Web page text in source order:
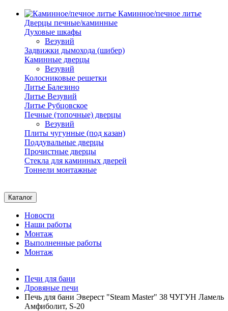
Каминное/печное литье
Дверцы печные/каминные
Духовые шкафы
Везувий
Задвижки дымохода (шибер)
Каминные дверцы
Везувий
Колосниковые решетки
Литье Балезино
Литье Везувий
Литье Рубцовское
Печные (топочные) дверцы
Везувий
Плиты чугунные (под казан)
Поддувальные дверцы
Прочистные дверцы
Стекла для каминных дверей
Тоннели монтажные
Каталог
Новости
Наши работы
Монтаж
Выполненные работы
Монтаж
Печи для бани
Дровяные печи
Печь для бани Эверест "Steam Master" 38 ЧУГУН Ламель
Амфиболит, S-20